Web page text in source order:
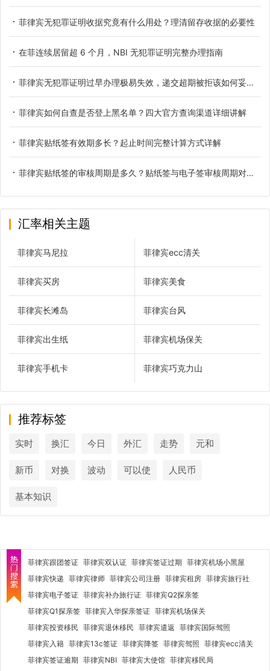
菲律宾无犯罪证明收据究竟有什么用处？理清留存收据的必要性
在菲连续居留超 6 个月，NBI 无犯罪证明完整办理指南
菲律宾无犯罪证明过早办理极易失效，递交超期被拒该如何妥善应对
菲律宾如何自查是否登上黑名单？四大官方查询渠道详细讲解
菲律宾贴纸签有效期多长？起止时间完整计算方式详解
菲律宾贴纸签的审核周期是多久？贴纸签与电子签审核周期对比参考
汇率相关主题
菲律宾马尼拉 菲律宾ecc清关
菲律宾买房 菲律宾美食
菲律宾长滩岛 菲律宾台风
菲律宾出生纸 菲律宾机场保关
菲律宾手机卡 菲律宾巧克力山
推荐标签
实时 换汇 今日 外汇 走势 元和
新币 对换 波动 可以使 人民币
基本知识
菲律宾跟团签证 菲律宾双认证 菲律宾签证过期 菲律宾机场小黑屋
菲律宾快递 菲律宾律师 菲律宾公司注册 菲律宾租房 菲律宾旅行社
菲律宾电子签证 菲律宾补办旅行证 菲律宾Q2探亲签
菲律宾Q1探亲签 菲律宾入华探亲签证 菲律宾机场保关
菲律宾投资移民 菲律宾退休移民 菲律宾遣返 菲律宾国际驾照
菲律宾入籍 菲律宾13c签证 菲律宾降签 菲律宾驾照 菲律宾ecc清关
菲律宾签证逾期 菲律宾NBI 菲律宾大使馆 菲律宾移民局